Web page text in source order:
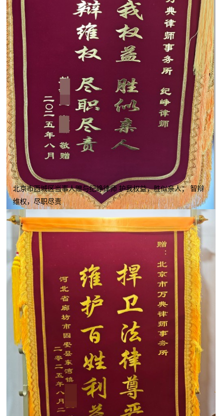
北京市西城区当事人赠与纪峥律师 护我权益，胜似亲人； 智辩
维权，尽职尽责